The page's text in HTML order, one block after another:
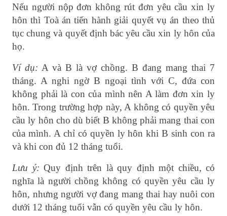
Nếu người nộp đơn không rút đơn yêu cầu xin ly
hôn thì Toà án tiến hành giải quyết vụ án theo thủ
tục chung và quyết định bác yêu cầu xin ly hôn của
họ.
Ví dụ: A và B là vợ chồng. B đang mang thai 7
tháng. A nghi ngờ B ngoại tình với C, đứa con
không phải là con của mình nên A làm đơn xin ly
hôn. Trong trường hợp này, A không có quyền yêu
cầu ly hôn cho dù biết B không phải mang thai con
của mình. A chỉ có quyền ly hôn khi B sinh con ra
và khi con đủ 12 tháng tuổi.
Lưu ý: Quy định trên là quy định một chiều, có
nghĩa là người chồng không có quyền yêu cầu ly
hôn, nhưng người vợ đang mang thai hay nuôi con
dưới 12 tháng tuổi vẫn có quyền yêu cầu ly hôn.